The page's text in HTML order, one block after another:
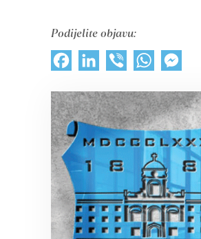
Podijelite objavu:
FacebookLinkedInViber WhatsApp